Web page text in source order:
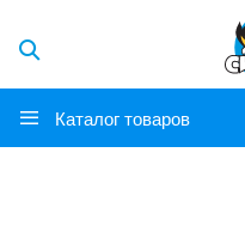
Каталог товаров